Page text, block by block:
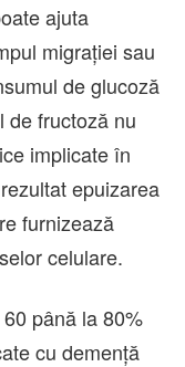
ajuta
migrației sau
de glucoză
de fructoză nu
implicate în
epuizarea
furnizează
celulare.
până la 80%
cu demență